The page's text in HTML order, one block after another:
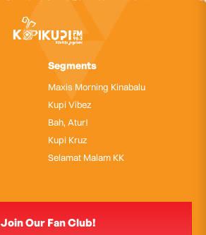
Segments
Maxis Morning Kinabalu
Kupi Vibez
Bah, Atur!
Kupi Kruz
Selamat Malam KK
Join Our Fan Club!